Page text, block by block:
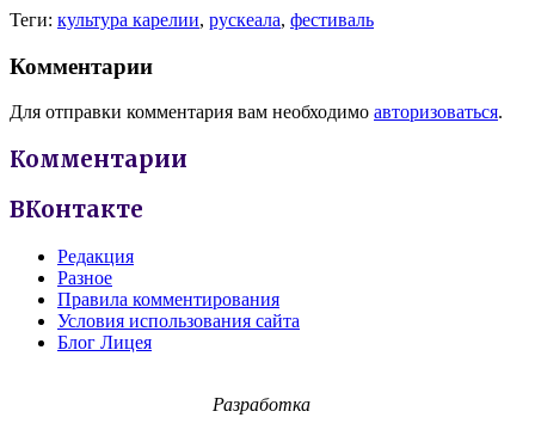
Теги: культура карелии, рускеала, фестиваль
Комментарии
Для отправки комментария вам необходимо авторизоваться.
Комментарии
ВКонтакте
Редакция
Разное
Правила комментирования
Условия использования сайта
Блог Лицея
Разработка